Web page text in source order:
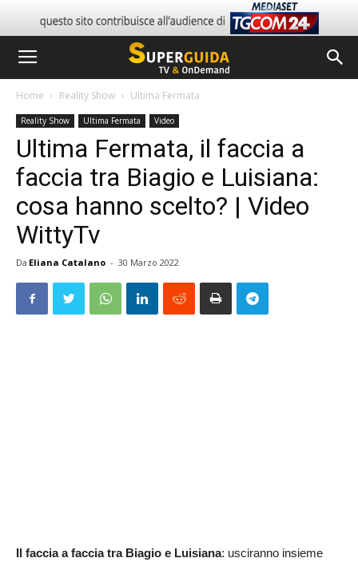
Home Reality Show Ultima Fermata
Reality Show Ultima Fermata Video
Ultima Fermata, il faccia a
faccia tra Biagio e Luisiana:
cosa hanno scelto? | Video
WittyTv
Da Eliana Catalano - 30 Marzo 2022
Il faccia a faccia tra Biagio e Luisiana: usciranno insieme